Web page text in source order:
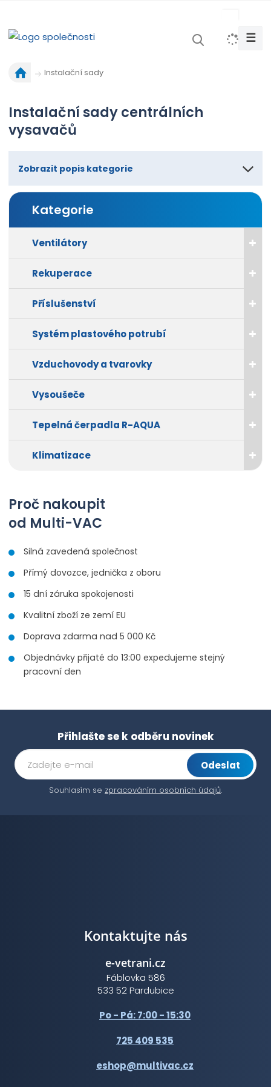
☰
d
í
s
r
a
a
Instalační sady
Instalační sady centrálních
vysavačů
Zobrazit popis kategorie
Kategorie
Ventilátory
Rekuperace
Příslušenství
Systém plastového potrubí
Vzduchovody a tvarovky
Vysoušeče
Tepelná čerpadla R-AQUA
Klimatizace
Proč nakoupit
od Multi-VAC
Silná zavedená společnost
Přímý dovozce, jednička z oboru
15 dní záruka spokojenosti
Kvalitní zboží ze zemí EU
Doprava zdarma nad 5 000 Kč
Objednávky přijaté do 13:00 expedujeme stejný
pracovní den
Přihlašte se k odběru novinek
Odeslat
Souhlasím se zpracováním osobních údajů.
Kontaktujte nás
e-vetrani.cz
Fáblovka 586
533 52 Pardubice
Po - Pá: 7:00 - 15:30
725 409 535
eshop@multivac.cz